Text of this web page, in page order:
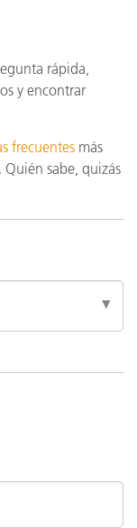
rápida,
y encontrar
frecuentes más
sabe, quizás